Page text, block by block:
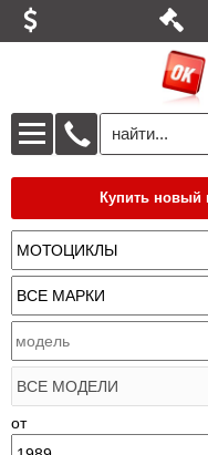
Купить новый
от